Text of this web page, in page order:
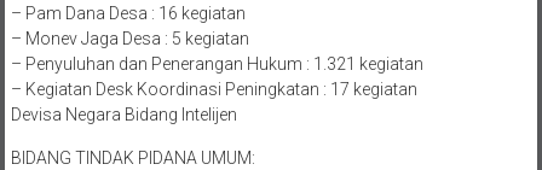
– Pam Dana Desa : 16 kegiatan
– Monev Jaga Desa : 5 kegiatan
– Penyuluhan dan Penerangan Hukum : 1.321 kegiatan
– Kegiatan Desk Koordinasi Peningkatan : 17 kegiatan
Devisa Negara Bidang Intelijen
BIDANG TINDAK PIDANA UMUM: